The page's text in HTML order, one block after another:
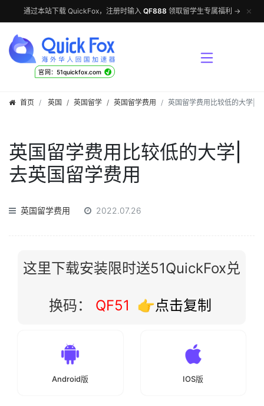
通过本站下载 QuickFox，注册时输入 QF888 领取留学生专属福利 → ✕
官网：51quickfox.com √
首页 英国 / 英国留学 / 英国留学费用 英国留学费用比较低的大学|
英国留学费用比较低的大学|
去英国留学费用
英国留学费用 2022.07.26
这里下载安装限时送51QuickFox兑
换码： QF51 👉点击复制
Android版 IOS版